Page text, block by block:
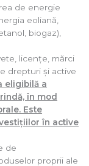
de energie
eoliană,
biogaz),
licenţe, mărci
drepturi şi active
eligibilă a
în mod
Este
în active
de
proprii ale